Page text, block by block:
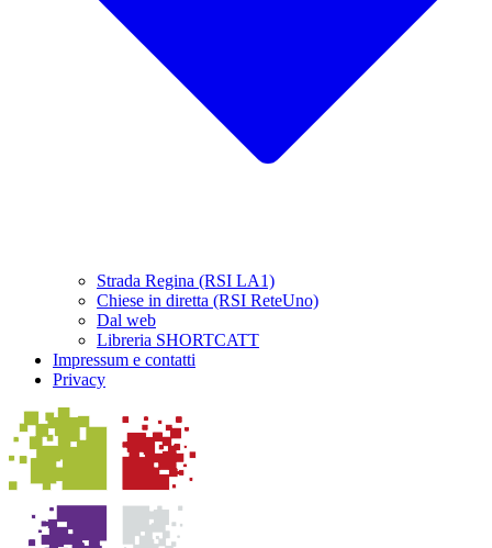
Strada Regina (RSI LA1)
Chiese in diretta (RSI ReteUno)
Dal web
Libreria SHORTCATT
Impressum e contatti
Privacy